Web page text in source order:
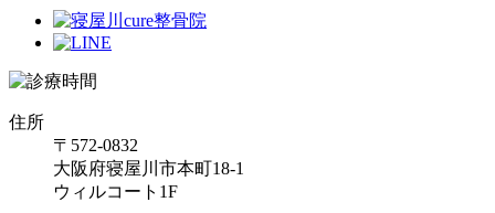
住所
〒572-0832
大阪府寝屋川市本町18-1
ウィルコート1F